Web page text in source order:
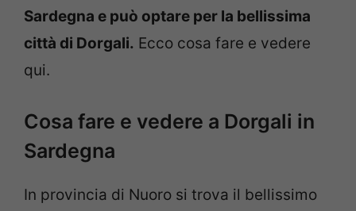
Sardegna e può optare per la bellissima
città di Dorgali. Ecco cosa fare e vedere
qui.
Cosa fare e vedere a Dorgali in
Sardegna
In provincia di Nuoro si trova il bellissimo